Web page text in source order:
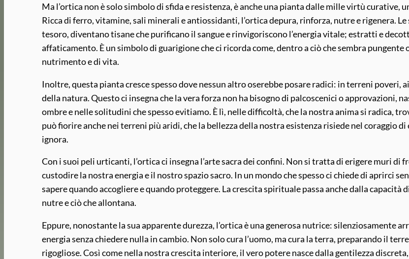
Ma l’ortica non è solo simbolo di sfida e resistenza, è anche una pianta dalle mille virtù curative,
Ricca di ferro, vitamine, sali minerali e antiossidanti, l’ortica depura, rinforza, nutre e rigenera.
tesoro, diventano tisane che purificano il sangue e rinvigoriscono l’energia vitale; estratti e
affaticamento. È un simbolo di guarigione che ci ricorda come, dentro a ciò che sembra
nutrimento e di vita.
Inoltre, questa pianta cresce spesso dove nessun altro oserebbe posare radici: in terreni poveri,
della natura. Questo ci insegna che la vera forza non ha bisogno di palcoscenici o approvazioni,
ombre e nelle solitudini che spesso evitiamo. È lì, nelle difficoltà, che la nostra anima si radica,
può fiorire anche nei terreni più aridi, che la bellezza della nostra esistenza risiede nel coraggio
ignora.
Con i suoi peli urticanti, l’ortica ci insegna l’arte sacra dei confini. Non si tratta di erigere muri di
custodire la nostra energia e il nostro spazio sacro. In un mondo che spesso ci chiede di aprirci
sapere quando accogliere e quando proteggere. La crescita spirituale passa anche dalla capacità
nutre e ciò che allontana.
Eppure, nonostante la sua apparente durezza, l’ortica è una generosa nutrice: silenziosamente
energia senza chiedere nulla in cambio. Non solo cura l’uomo, ma cura la terra, preparando il
rigogliose. Così come nella nostra crescita interiore, il vero potere nasce dalla gentilezza